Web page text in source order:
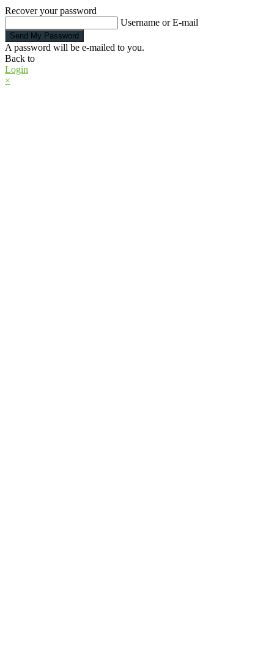
Recover your password
Username or E-mail
Send My Password
A password will be e-mailed to you.
Back to
Login
×